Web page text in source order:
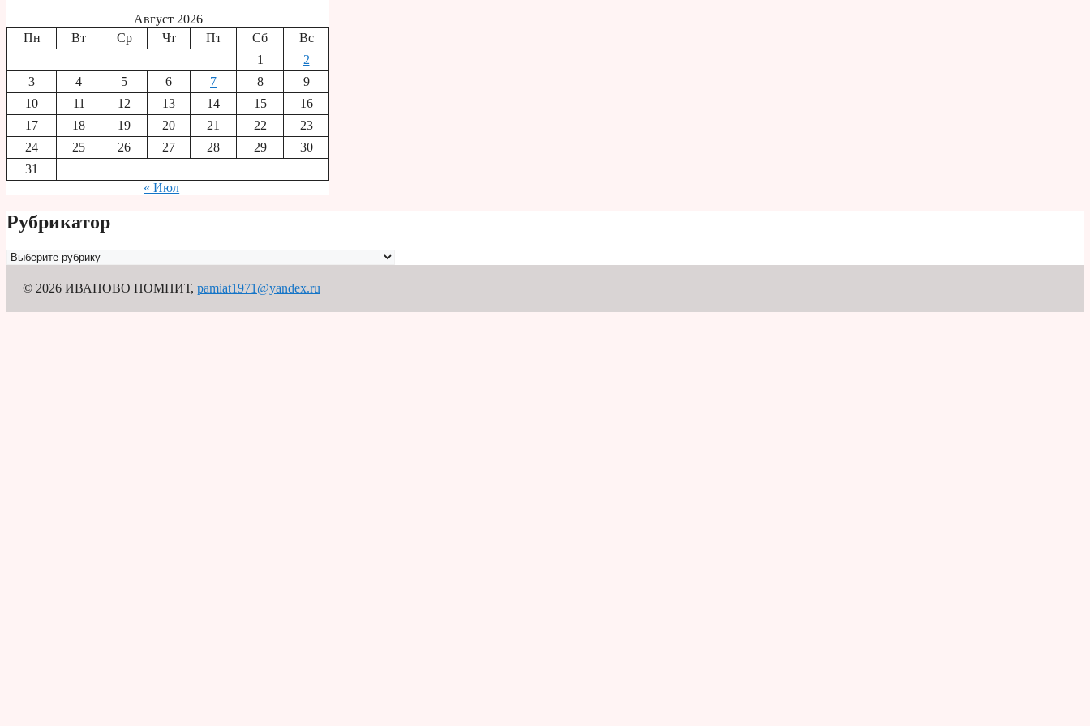
Август 2026
Пн
Вт Ср Чт Пт Сб
Вс
1
2
3
4 5 6 7 8
9
10
11 12 13 14 15
16
17
18 19 20 21 22
23
24
25 26 27 28 29
30
31
« Июл
Рубрикатор
Рубрикатор
© 2026 ИВАНОВО ПОМНИТ, pamiat1971@yandex.ru